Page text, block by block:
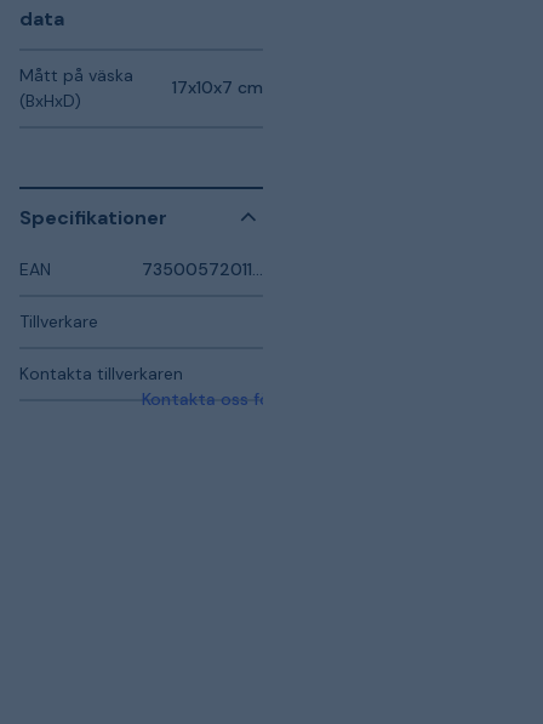
data
Mått på väska
(BxHxD)
17x10x7 cm
Specifikationer
EAN 7350057201169
Tillverkare
Kontakta tillverkaren
Kontakta oss för mer information